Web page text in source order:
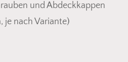
und Abdeckkappen
je nach Variante)